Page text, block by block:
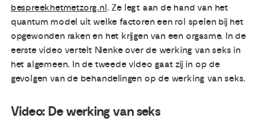
bespreekhetmetzorg.nl. Ze legt aan de hand van het
quantum model uit welke factoren een rol spelen bij het
opgewonden raken en het krijgen van een orgasme. In de
eerste video vertelt Nienke over de werking van seks in
het algemeen. In de tweede video gaat zij in op de
gevolgen van de behandelingen op de werking van seks.
Video: De werking van seks